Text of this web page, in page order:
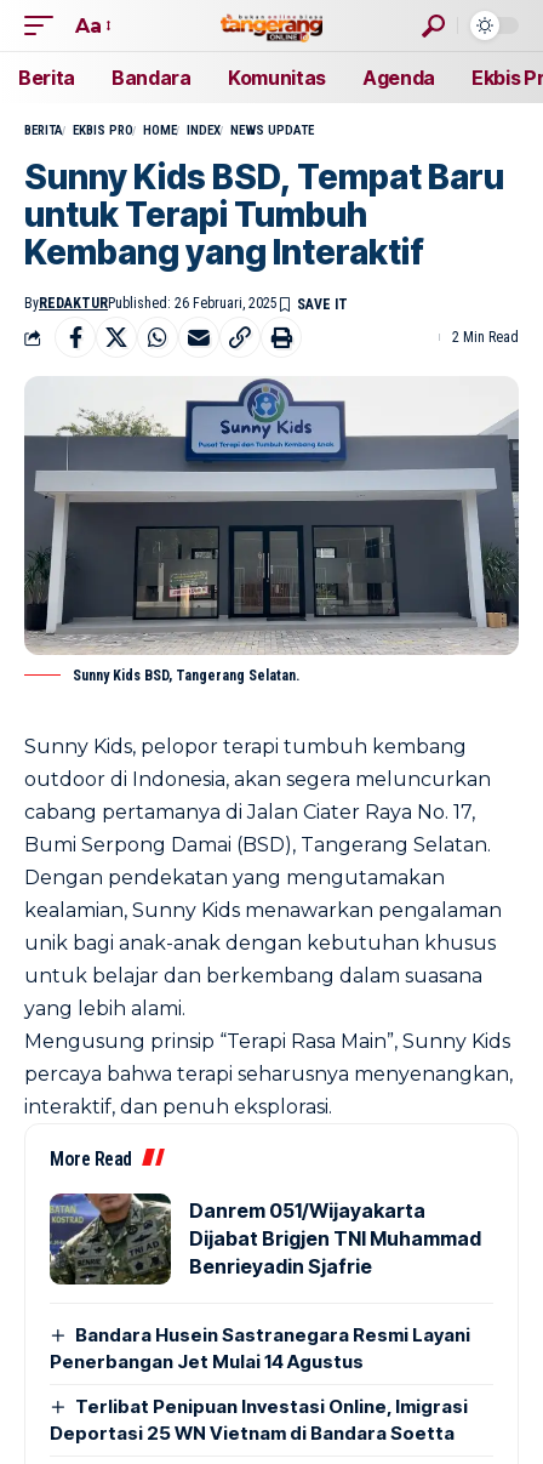
Aa
Berita Bandara Komunitas Agenda Ekbis
BERITA EKBIS PRO HOME INDEX NEWS UPDATE
Sunny Kids BSD, Tempat Baru
untuk Terapi Tumbuh
Kembang yang Interaktif
ByREDAKTURPublished: 26 Februari, 2025
2 Min Read
Sunny Kids BSD, Tangerang Selatan.
Sunny Kids, pelopor terapi tumbuh kembang
outdoor di Indonesia, akan segera meluncurkan
cabang pertamanya di Jalan Ciater Raya No. 17,
Bumi Serpong Damai (BSD), Tangerang Selatan.
Dengan pendekatan yang mengutamakan
kealamian, Sunny Kids menawarkan pengalaman
unik bagi anak-anak dengan kebutuhan khusus
untuk belajar dan berkembang dalam suasana
yang lebih alami.
Mengusung prinsip “Terapi Rasa Main”, Sunny Kids
percaya bahwa terapi seharusnya menyenangkan,
interaktif, dan penuh eksplorasi.
More Read
Danrem 051/Wijayakarta
Dijabat Brigjen TNI Muhammad
Benrieyadin Sjafrie
Bandara Husein Sastranegara Resmi Layani
Penerbangan Jet Mulai 14 Agustus
Terlibat Penipuan Investasi Online, Imigrasi
Deportasi 25 WN Vietnam di Bandara Soetta